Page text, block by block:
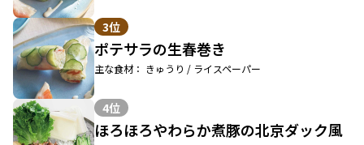
3位
ポテサラの生春巻き
主な食材： きゅうり / ライスペーパー
4位
ほろほろやわらか煮豚の北京ダック風